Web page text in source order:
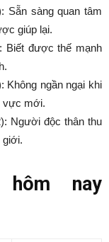
Sẵn sàng quan tâm
giúp lại.
Biết được thế mạnh
Không ngần ngại khi
vực mới.
Người độc thân thu
giới.
nay